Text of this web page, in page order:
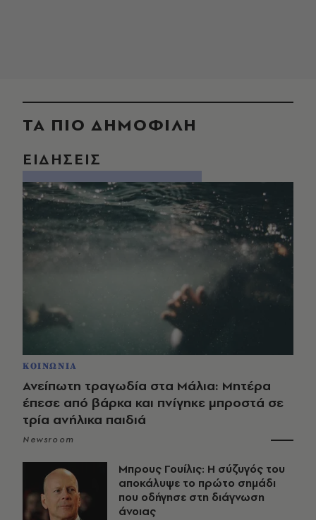
ΤΑ ΠΙΟ ΔΗΜΟΦΙΛΗ
ΕΙΔΗΣΕΙΣ
ΚΟΙΝΩΝΙΑ
Ανείπωτη τραγωδία στα Μάλια: Μητέρα
έπεσε από βάρκα και πνίγηκε μπροστά σε
τρία ανήλικα παιδιά
Newsroom
Μπρους Γουίλις: Η σύζυγός του
αποκάλυψε το πρώτο σημάδι
που οδήγησε στη διάγνωση
άνοιας